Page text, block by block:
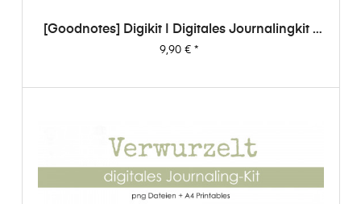
[Goodnotes] Digikit | Digitales Journalingkit -
Verwurzelt
Preis
9,90 €*